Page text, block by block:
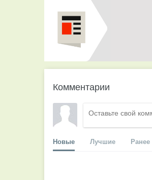
Комментарии
Новые Лучшие Ранее